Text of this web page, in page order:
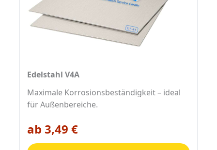
Edelstahl V4A
Maximale Korrosionsbeständigkeit – ideal
für Außenbereiche.
ab 3,49 €